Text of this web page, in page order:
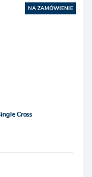
NA ZAMÓWIENIE
Cross